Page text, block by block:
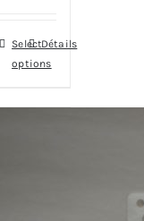
Select
options
Détails